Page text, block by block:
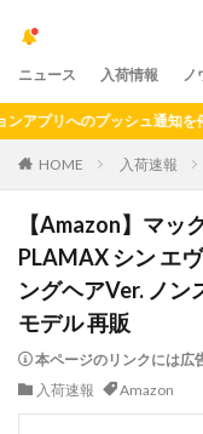
ニュース 入荷情報 ノ
へのプッシュ通知を停止い
HOME 入荷速報
【Amazon】マ
PLAMAX シン エ
ングヘアVer. ノン
モデル 再販
本ページのリンクには広
入荷速報
Amazon